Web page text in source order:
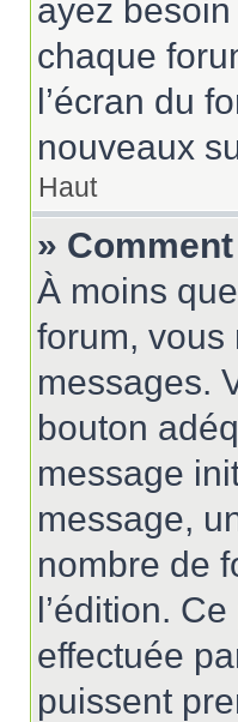
ayez
chaque
l’écran du
nouveaux
Haut
»
À moins
forum, vous
messages.
bouton
message
message,
nombre de
l’édition.
effectuée
puissent